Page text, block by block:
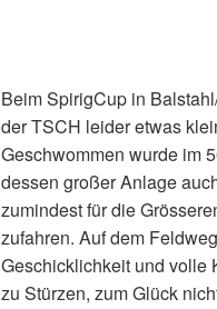
Beim SpirigCup in
der TSCH leider etwas
Geschwommen wurde im
dessen großer Anlage
zumindest für die
zufahren. Auf dem
Geschicklichkeit und volle
zu Stürzen, zum Glück